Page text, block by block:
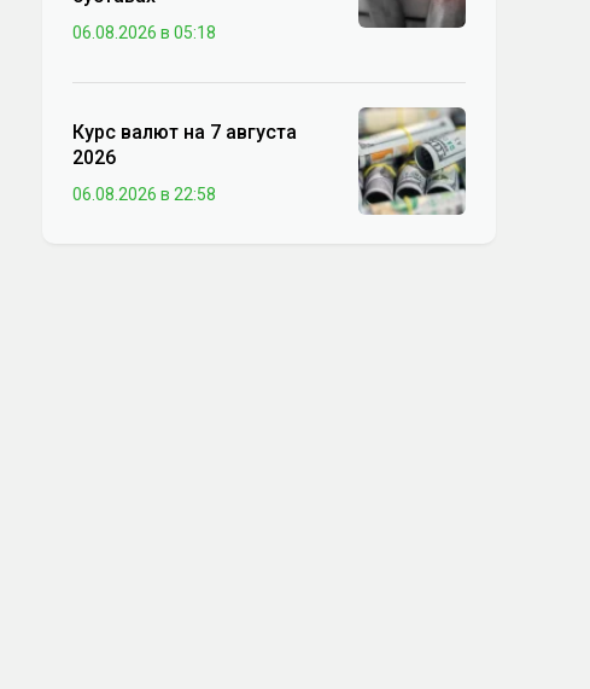
06.08.2026 в 05:18
Курс валют на 7 августа
2026
06.08.2026 в 22:58